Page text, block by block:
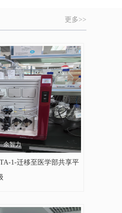
更多>>
余智力
1-迁移至医学部共享平